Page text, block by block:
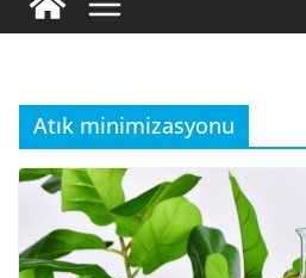
Atık minimizasyonu